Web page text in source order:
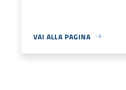
VAI ALLA PAGINA